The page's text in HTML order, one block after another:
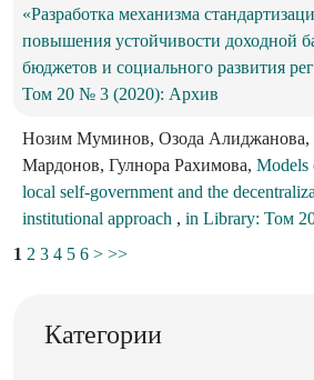
«Разработка механизма
повышения устойчивости доходной
бюджетов и социального развития
Том 20 № 3 (2020): Архив
Нозим Муминов, Озода Алиджанова,
Мардонов, Гулнора Рахимова, Models
local self-government and the
institutional approach , in Library: Том
1 2 3 4 5 6 > >>
Категории